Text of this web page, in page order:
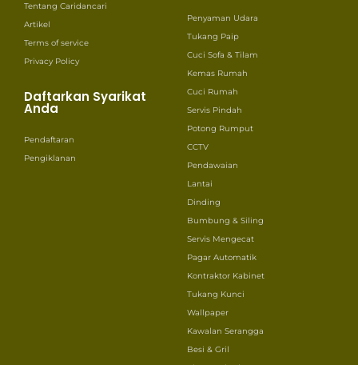
Tentang Caridancari
Artikel
Terms of service
Privacy Policy
Daftarkan Syarikat
Anda
Pendaftaran
Pengiklanan
Penyaman Udara
Tukang Paip
Cuci Sofa & Tilam
Kemas Rumah
Cuci Rumah
Servis Pindah
Potong Rumput
CCTV
Pendawaian
Lantai
Dinding
Bumbung & Siling
Servis Mengecat
Pagar Automatik
Kontraktor Kabinet
Tukang Kunci
Wallpaper
Kawalan Serangga
Besi & Gril